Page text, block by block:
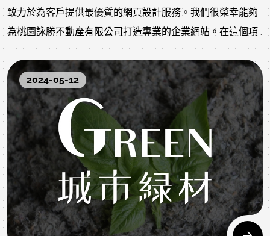
致力於為客戶提供最優質的網頁設計服務。我們很榮幸能夠
為桃園詠勝不動產有限公司打造專業的企業網站。在這個項
目中，我們充分運用了我們在桃園網站設計領域的豐富經
驗，為詠勝不動產量身定制了一個既美觀又實用的網站。本
文將詳細介紹我們的設計理念、實施過程以及最終成果。
2024-05-12